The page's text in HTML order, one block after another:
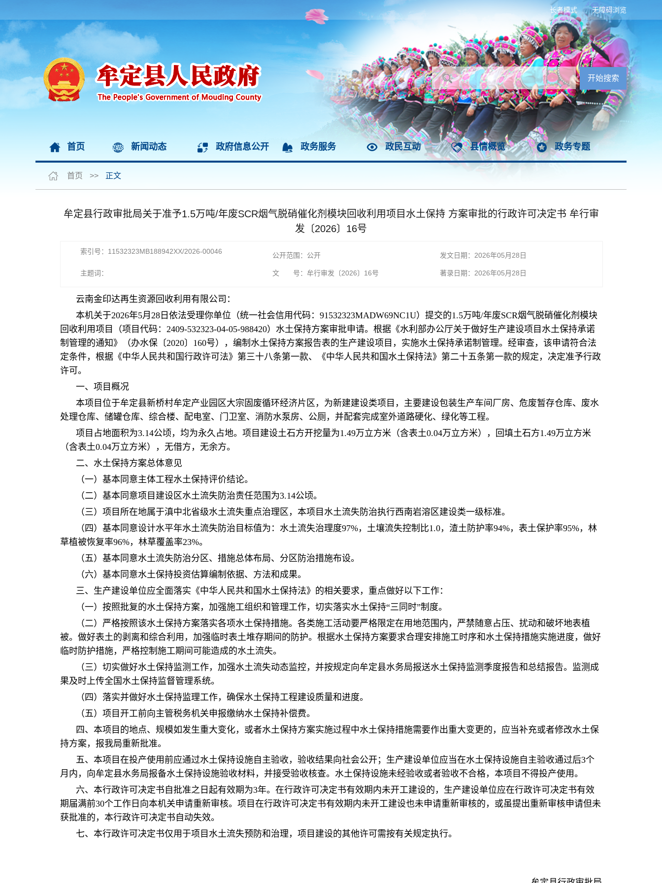
无障碍浏览
长者模式
首页 新闻动态 政府信息公开 政务服务 政民互动 县情概览 政务专题
首页 >> 正文
牟定县行政审批局关于准予1.5万吨/年废SCR烟气脱硝催化剂模块回收利用项目水土保持 方案审批的行政许可决定书 牟行审
发〔2026〕16号
索引号：11532323MB188942XX/2026-00046 公开范围：公开 发文日期：2026年05月28日
主题词： 文 号：牟行审发〔2026〕16号 著录日期：2026年05月28日
云南金印达再生资源回收利用有限公司：
本机关于2026年5月28日依法受理你单位（统一社会信用代码：91532323MADW69NC1U）提交的1.5万吨/年废SCR烟气脱硝催化剂模块
回收利用项目（项目代码：2409-532323-04-05-988420）水土保持方案审批申请。根据《水利部办公厅关于做好生产建设项目水土保持承诺
制管理的通知》（办水保〔2020〕160号），编制水土保持方案报告表的生产建设项目，实施水土保持承诺制管理。经审查，该申请符合法
定条件，根据《中华人民共和国行政许可法》第三十八条第一款、《中华人民共和国水土保持法》第二十五条第一款的规定，决定准予行政
许可。
一、项目概况
本项目位于牟定县新桥村牟定产业园区大宗固废循环经济片区，为新建建设类项目，主要建设包装生产车间厂房、危废暂存仓库、废水
处理仓库、储罐仓库、综合楼、配电室、门卫室、消防水泵房、公厕，并配套完成室外道路硬化、绿化等工程。
项目占地面积为3.14公顷，均为永久占地。项目建设土石方开挖量为1.49万立方米（含表土0.04万立方米），回填土石方1.49万立方米
（含表土0.04万立方米），无借方，无余方。
二、水土保持方案总体意见
（一）基本同意主体工程水土保持评价结论。
（二）基本同意项目建设区水土流失防治责任范围为3.14公顷。
（三）项目所在地属于滇中北省级水土流失重点治理区，本项目水土流失防治执行西南岩溶区建设类一级标准。
（四）基本同意设计水平年水土流失防治目标值为：水土流失治理度97%，土壤流失控制比1.0，渣土防护率94%，表土保护率95%，林
草植被恢复率96%，林草覆盖率23%。
（五）基本同意水土流失防治分区、措施总体布局、分区防治措施布设。
（六）基本同意水土保持投资估算编制依据、方法和成果。
三、生产建设单位应全面落实《中华人民共和国水土保持法》的相关要求，重点做好以下工作：
（一）按照批复的水土保持方案，加强施工组织和管理工作，切实落实水土保持“三同时”制度。
（二）严格按照该水土保持方案落实各项水土保持措施。各类施工活动要严格限定在用地范围内，严禁随意占压、扰动和破坏地表植
被。做好表土的剥离和综合利用，加强临时表土堆存期间的防护。根据水土保持方案要求合理安排施工时序和水土保持措施实施进度，做好
临时防护措施，严格控制施工期间可能造成的水土流失。
（三）切实做好水土保持监测工作，加强水土流失动态监控，并按规定向牟定县水务局报送水土保持监测季度报告和总结报告。监测成
果及时上传全国水土保持监督管理系统。
（四）落实并做好水土保持监理工作，确保水土保持工程建设质量和进度。
（五）项目开工前向主管税务机关申报缴纳水土保持补偿费。
四、本项目的地点、规模如发生重大变化，或者水土保持方案实施过程中水土保持措施需要作出重大变更的，应当补充或者修改水土保
持方案，报我局重新批准。
五、本项目在投产使用前应通过水土保持设施自主验收，验收结果向社会公开；生产建设单位应当在水土保持设施自主验收通过后3个
月内，向牟定县水务局报备水土保持设施验收材料，并接受验收核查。水土保持设施未经验收或者验收不合格，本项目不得投产使用。
六、本行政许可决定书自批准之日起有效期为3年。在行政许可决定书有效期内未开工建设的，生产建设单位应在行政许可决定书有效
期届满前30个工作日向本机关申请重新审核。项目在行政许可决定书有效期内未开工建设也未申请重新审核的，或虽提出重新审核申请但未
获批准的，本行政许可决定书自动失效。
七、本行政许可决定书仅用于项目水土流失预防和治理，项目建设的其他许可需按有关规定执行。